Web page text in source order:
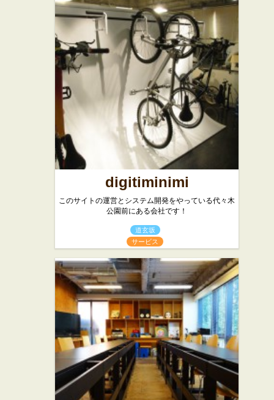
まんぷく
代々木上原
店 ★☆☆
焼き肉
メゾン サ
ンカント
サンク ★★☆
フレンチ
digitiminimi
このサイトの運営とシステム開発をやっている代々木
公園前にある会社です！
道玄坂
サービス